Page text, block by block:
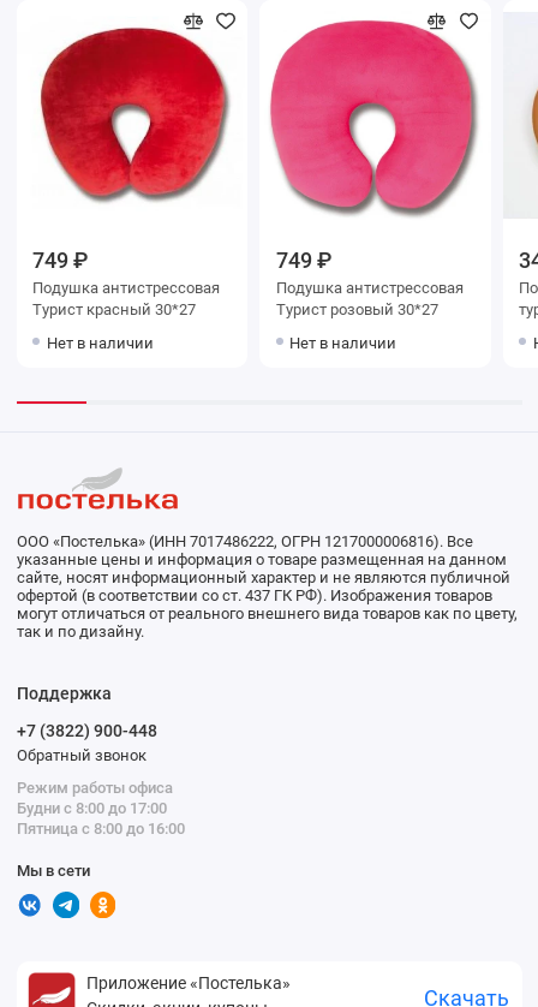
749 ₽
Подушка антистрессовая
Турист красный 30*27
Нет в наличии
749 ₽
Подушка антистрессовая
Турист розовый 30*27
Нет в наличии
ООО «Постелька» (ИНН 7017486222, ОГРН 1217000006816). Все
указанные цены и информация о товаре размещенная на данном
сайте, носят информационный характер и не являются публичной
офертой (в соответствии со ст. 437 ГК РФ). Изображения товаров
могут отличаться от реального внешнего вида товаров как по цвету,
так и по дизайну.
Поддержка
+7 (3822) 900-448
Обратный звонок
Режим работы офиса
Будни с 8:00 до 17:00
Пятница с 8:00 до 16:00
Мы в сети
Приложение «Постелька»
Скачать